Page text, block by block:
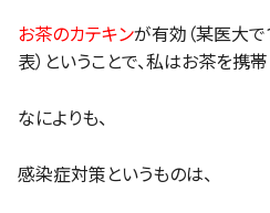
お茶のカテキンが有効（某医大
表）ということで、私はお茶を携帯
なによりも、
感染症対策というものは、